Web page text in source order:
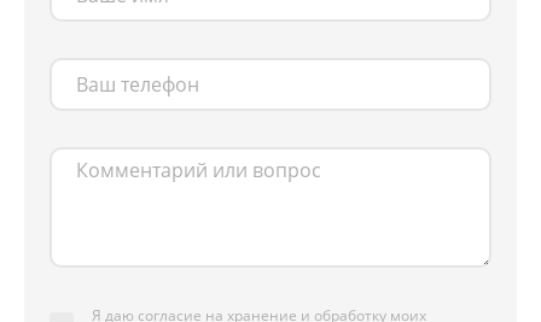
Я даю согласие на хранение и обработку моих